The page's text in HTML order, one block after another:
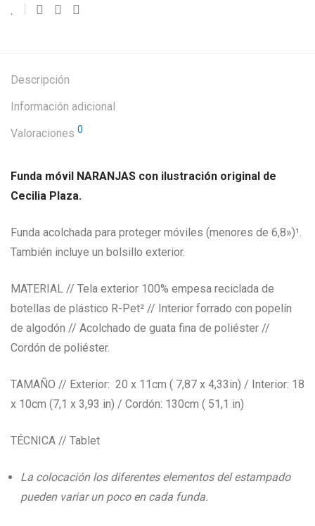
Descripción
Información adicional
Valoraciones 0
Funda móvil NARANJAS con ilustración original de
Cecilia Plaza.
Funda acolchada para proteger móviles (menores de 6,8»)¹.
También incluye un bolsillo exterior.
MATERIAL // Tela exterior 100% empesa reciclada de
botellas de plástico R-Pet² // Interior forrado con popelín
de algodón // Acolchado de guata fina de poliéster //
Cordón de poliéster.
TAMAÑO // Exterior: 20 x 11cm ( 7,87 x 4,33in) / Interior: 18
x 10cm (7,1 x 3,93 in) / Cordón: 130cm ( 51,1 in)
TÉCNICA // Tablet
La colocación los diferentes elementos del estampado
pueden variar un poco en cada funda.